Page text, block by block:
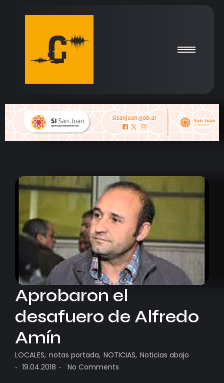
Aprobaron el
desafuero de Alfredo
Amín
LOCALES, notas portada, NOTICIAS, Noticias abajo
- 19.04.2018 - No Comments